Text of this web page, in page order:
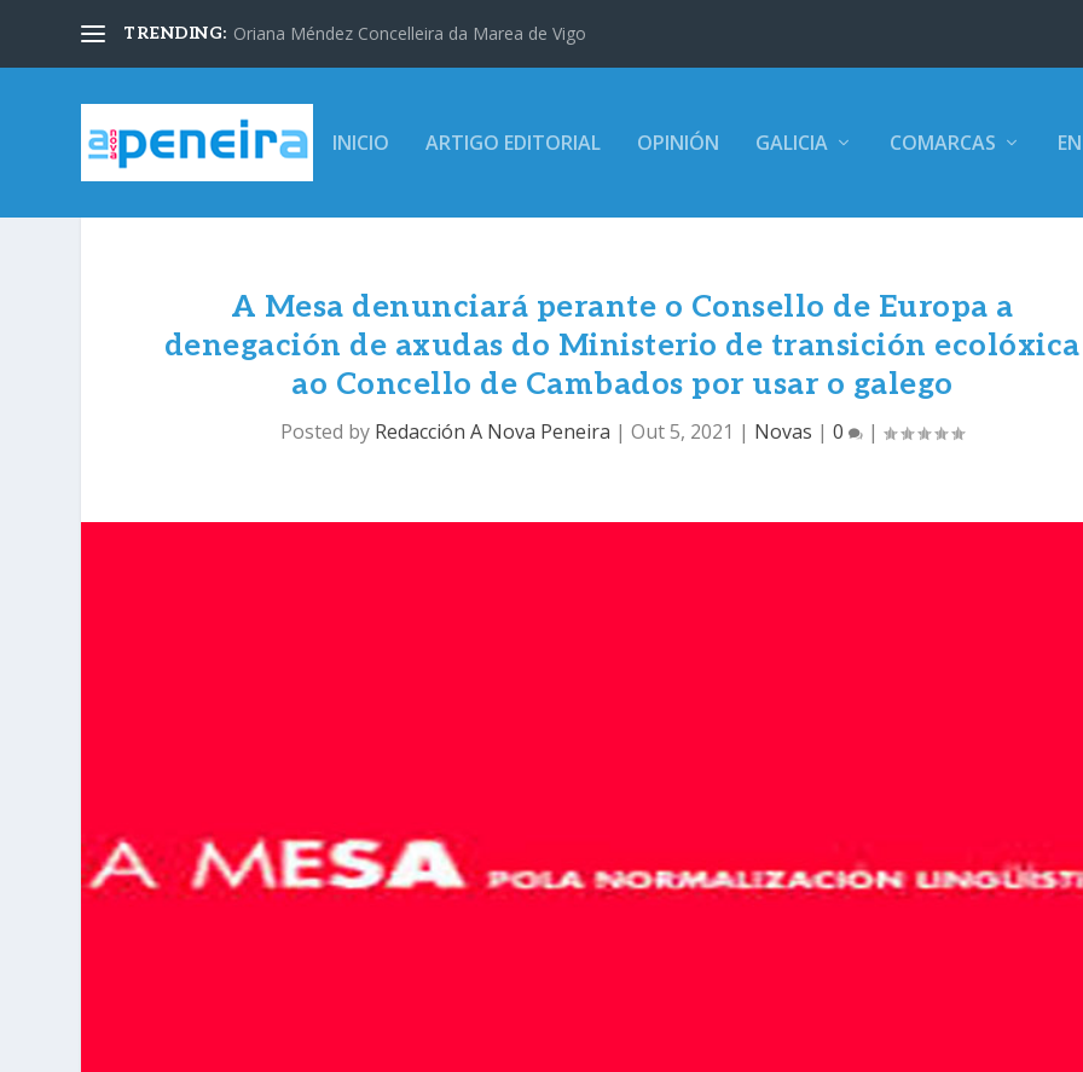
TRENDING: Oriana Méndez Concelleira da Marea de Vigo
INICIO ARTIGO EDITORIAL OPINIÓN GALICIA COMARCAS
A Mesa denunciará perante o Consello de Europa a
denegación de axudas do Ministerio de transición ecolóxica
ao Concello de Cambados por usar o galego
Posted by Redacción A Nova Peneira |Out 5, 2021 | Novas |0 |